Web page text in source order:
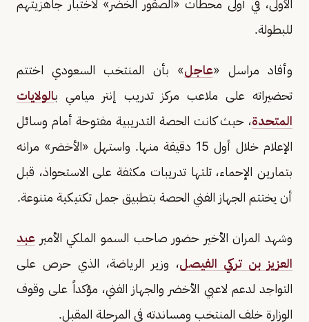
الأولى، في أولى محطات «الصقور الخضر» لاختبار جاهزيتهم
للبطولة.
وأفاد مراسل «عاجل» بأن المنتخب السعودي اختتم
تحضيراته على ملاعب مركز تدريب إنتر ميامي بالولايات
المتحدة، حيث كانت الحصة التدريبية مفتوحة أمام وسائل
الإعلام خلال أول 15 دقيقة منها. واستهل «الأخضر» مرانه
بتمارين الإحماء، تلتها تدريبات مكثفة على الاستحواذ، قبل
أن يختتم الجهاز الفني الحصة بتطبيق جمل تكتيكية متنوعة.
وشهد المران الأخير حضور صاحب السمو الملكي الأمير عبد
العزيز بن تركي الفيصل، وزير الرياضة، الذي حرص على
التواجد لدعم لاعبي الأخضر والجهاز الفني، مؤكداً على وقوف
الوزارة خلف المنتخب ومساندته في المرحلة المقبل.